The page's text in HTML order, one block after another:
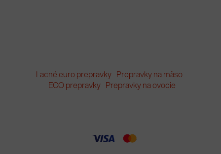
Lacné euro prepravky Prepravky na mäso
ECO prepravky Prepravky na ovocie